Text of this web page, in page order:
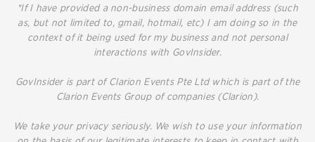
*If I have provided a non-business domain email address (such
as, but not limited to, gmail, hotmail, etc) I am doing so in the
context of it being used for my business and not personal
interactions with GovInsider.
GovInsider is part of Clarion Events Pte Ltd which is part of the
Clarion Events Group of companies (Clarion).
We take your privacy seriously. We wish to use your information